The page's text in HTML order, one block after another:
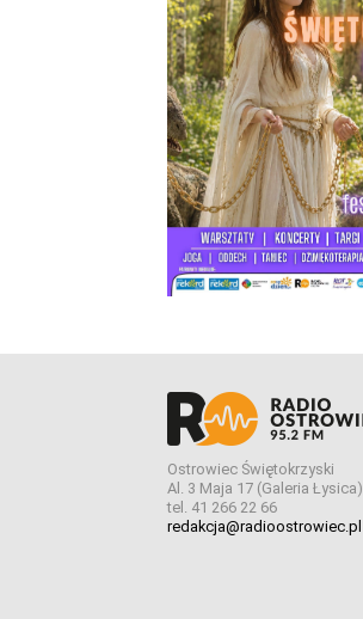
Ostrowiec Świętokrzyski
Al. 3 Maja 17 (Galeria Łysica)
tel. 41 266 22 66
redakcja@radioostrowiec.pl